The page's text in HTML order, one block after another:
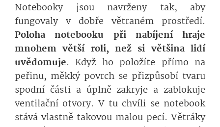
Notebooky jsou navrženy tak, aby
fungovaly v dobře větraném prostředí.
Poloha notebooku při nabíjení hraje
mnohem větší roli, než si většina lidí
uvědomuje. Když ho položíte přímo na
peřinu, měkký povrch se přizpůsobí tvaru
spodní části a úplně zakryje a zablokuje
ventilační otvory. V tu chvíli se notebook
stává vlastně takovou malou pecí. Větráky